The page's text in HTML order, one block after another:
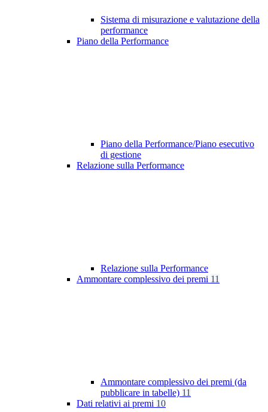
Sistema di misurazione e valutazione della
performance
Piano della Performance
Piano della Performance/Piano esecutivo
di gestione
Relazione sulla Performance
Relazione sulla Performance
Ammontare complessivo dei premi 11
Ammontare complessivo dei premi (da
pubblicare in tabelle) 11
Dati relativi ai premi 10